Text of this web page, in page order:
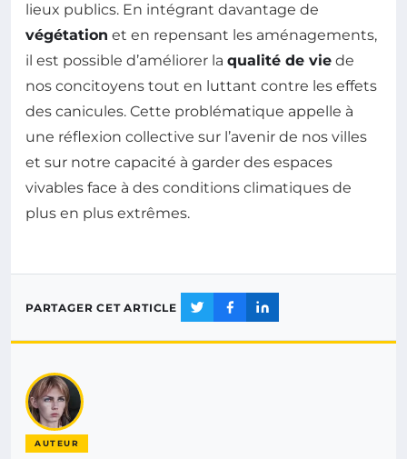
lieux publics. En intégrant davantage de
végétation et en repensant les aménagements,
il est possible d’améliorer la qualité de vie de
nos concitoyens tout en luttant contre les effets
des canicules. Cette problématique appelle à
une réflexion collective sur l’avenir de nos villes
et sur notre capacité à garder des espaces
vivables face à des conditions climatiques de
plus en plus extrêmes.
PARTAGER CET ARTICLE
AUTEUR